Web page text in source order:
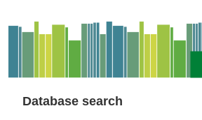
Database search